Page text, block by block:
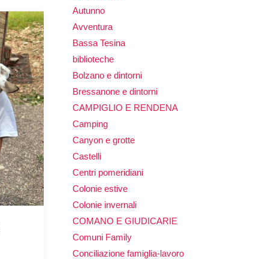
Autunno
Avventura
Bassa Tesina
biblioteche
Bolzano e dintorni
Bressanone e dintorni
CAMPIGLIO E RENDENA
Camping
Canyon e grotte
Castelli
Centri pomeridiani
Colonie estive
Colonie invernali
COMANO E GIUDICARIE
Comuni Family
Conciliazione famiglia-lavoro